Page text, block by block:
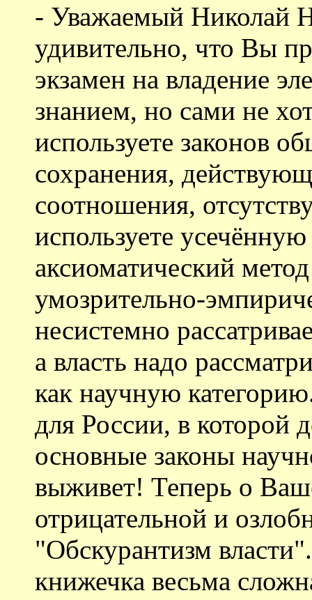
- Уважаемый Николай
удивительно, что Вы
экзамен на владение
знанием, но сами не
используете законов
сохранения,
соотношения,
используете
аксиоматический
умозрительно-
несистемно
а власть надо
как научную
для России, в которой
основные законы
выживет! Теперь о
отрицательной и
"Обскурантизм
книжечка весьма